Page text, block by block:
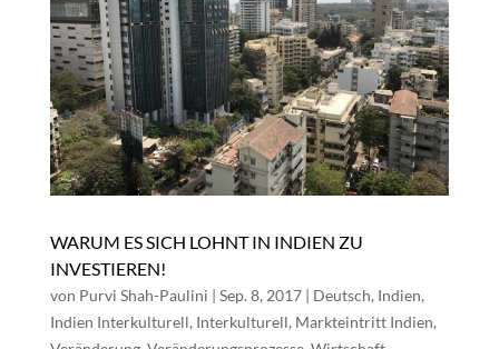
WARUM ES SICH LOHNT IN INDIEN ZU
INVESTIEREN!
von Purvi Shah-Paulini | Sep. 8, 2017| Deutsch, Indien,
Indien Interkulturell, Interkulturell, Markteintritt Indien,